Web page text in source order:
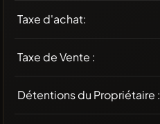
Taxe d'achat:
Taxe de Vente :
Détentions du Propriétaire :